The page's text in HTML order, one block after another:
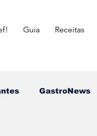
Guia Receitas
⁠GastroNews